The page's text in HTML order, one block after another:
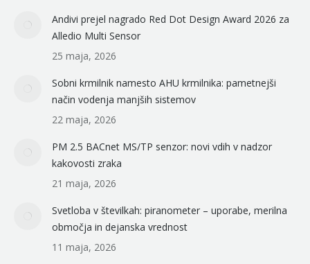
Andivi prejel nagrado Red Dot Design Award 2026 za
Alledio Multi Sensor
25 maja, 2026
Sobni krmilnik namesto AHU krmilnika: pametnejši
način vodenja manjših sistemov
22 maja, 2026
PM 2.5 BACnet MS/TP senzor: novi vdih v nadzor
kakovosti zraka
21 maja, 2026
Svetloba v številkah: piranometer – uporabe, merilna
območja in dejanska vrednost
11 maja, 2026